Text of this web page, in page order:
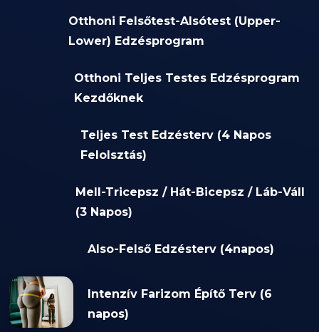
Otthoni Felsőtest-Alsótest (Upper-
Lower) Edzésprogram
Otthoni Teljes Testes Edzésprogram
Kezdőknek
Teljes Test Edzésterv (4 Napos
Felolsztás)
Mell-Tricepsz / Hát-Bicepsz / Láb-Váll
(3 Napos)
Also-Felső Edzésterv (4napos)
Intenzív Farizom Építő Terv (6
napos)